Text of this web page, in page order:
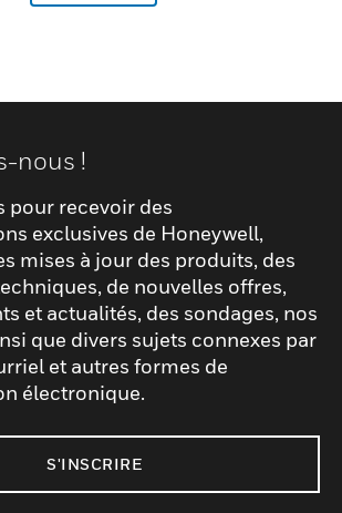
nous !
pour recevoir des
exclusives de Honeywell,
mises à jour des produits, des
de nouvelles offres,
et actualités, des sondages, nos
que divers sujets connexes par
et autres formes de
électronique.
S'INSCRIRE